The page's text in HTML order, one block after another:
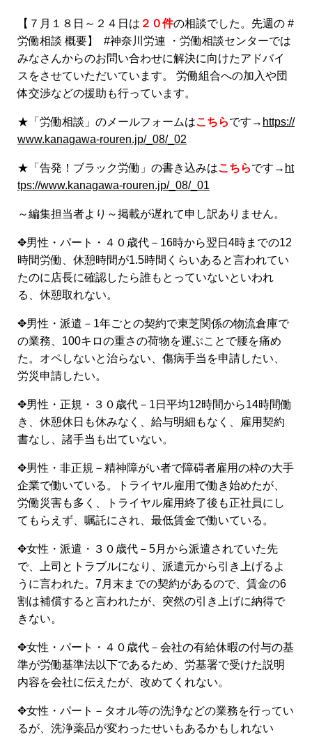
【７月１８日～２４日は ２０件の相談でした。先週の #
労働相談 概要】 #神奈川労連 ・労働相談センターでは
みなさんからのお問い合わせに解決に向けたアドバイ
スをさせていただいています。 労働組合への加入や団
体交渉などの援助も行っています。
★「労働相談」のメールフォームはこちらです→ https://
www.kanagawa-rouren.jp/_08/_02
★「告発！ブラック労働」の書き込みはこちらです→ ht
tps://www.kanagawa-rouren.jp/_08/_01
～編集担当者より～掲載が遅れて申し訳ありません。
✥男性・パート・４０歳代－16時から翌日4時までの12
時間労働、休憩時間が1.5時間くらいあると言われてい
たのに店長に確認したら誰もとっていないといわれ
る、休憩取れない。
✥男性・派遣－1年ごとの契約で東芝関係の物流倉庫で
の業務、100キロの重さの荷物を運ぶことで腰を痛め
た。オペしないと治らない、傷病手当を申請したい、
労災申請したい。
✥男性・正規・３０歳代－1日平均12時間から14時間働
き、休憩休日も休みなく、給与明細もなく、雇用契約
書なし、諸手当も出ていない。
✥男性・非正規－精神障がい者で障碍者雇用の枠の大手
企業で働いている。トライヤル雇用で働き始めたが、
労働災害も多く、トライヤル雇用終了後も正社員にし
てもらえず、嘱託にされ、最低賃金で働いている。
✥女性・派遣・３０歳代－5月から派遣されていた先
で、上司とトラブルになり、派遣元から引き上げるよ
うに言われた。7月末までの契約があるので、賃金の6
割は補償すると言われたが、突然の引き上げに納得で
きない。
✥女性・パート・４０歳代－会社の有給休暇の付与の基
準が労働基準法以下であるため、労基署で受けた説明
内容を会社に伝えたが、改めてくれない。
✥女性・パート－タオル等の洗浄などの業務を行ってい
るが、洗浄薬品が変わったせいもあるかもしれない